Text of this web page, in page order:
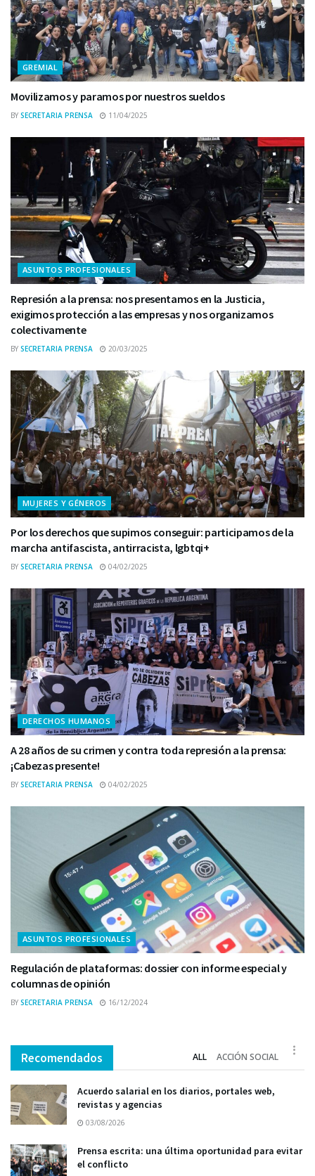
GREMIAL
Movilizamos y paramos por nuestros sueldos
BY SECRETARIA PRENSA 11/04/2025
ASUNTOS PROFESIONALES
Represión a la prensa: nos presentamos en la Justicia,
exigimos protección a las empresas y nos organizamos
colectivamente
BY SECRETARIA PRENSA 20/03/2025
MUJERES Y GÉNEROS
Por los derechos que supimos conseguir: participamos de la
marcha antifascista, antirracista, lgbtqi+
BY SECRETARIA PRENSA 04/02/2025
DERECHOS HUMANOS
A 28 años de su crimen y contra toda represión a la prensa:
¡Cabezas presente!
BY SECRETARIA PRENSA 04/02/2025
ASUNTOS PROFESIONALES
Regulación de plataformas: dossier con informe especial y
columnas de opinión
BY SECRETARIA PRENSA 16/12/2024
Recomendados ALL ACCIÓN SOCIAL
Acuerdo salarial en los diarios, portales web,
revistas y agencias
03/08/2026
Prensa escrita: una última oportunidad para evitar
el conflicto